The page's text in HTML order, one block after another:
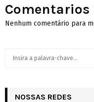
Comentarios
Nenhum comentário para
NOSSAS REDES